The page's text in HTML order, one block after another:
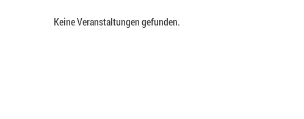
Keine Veranstaltungen gefunden.